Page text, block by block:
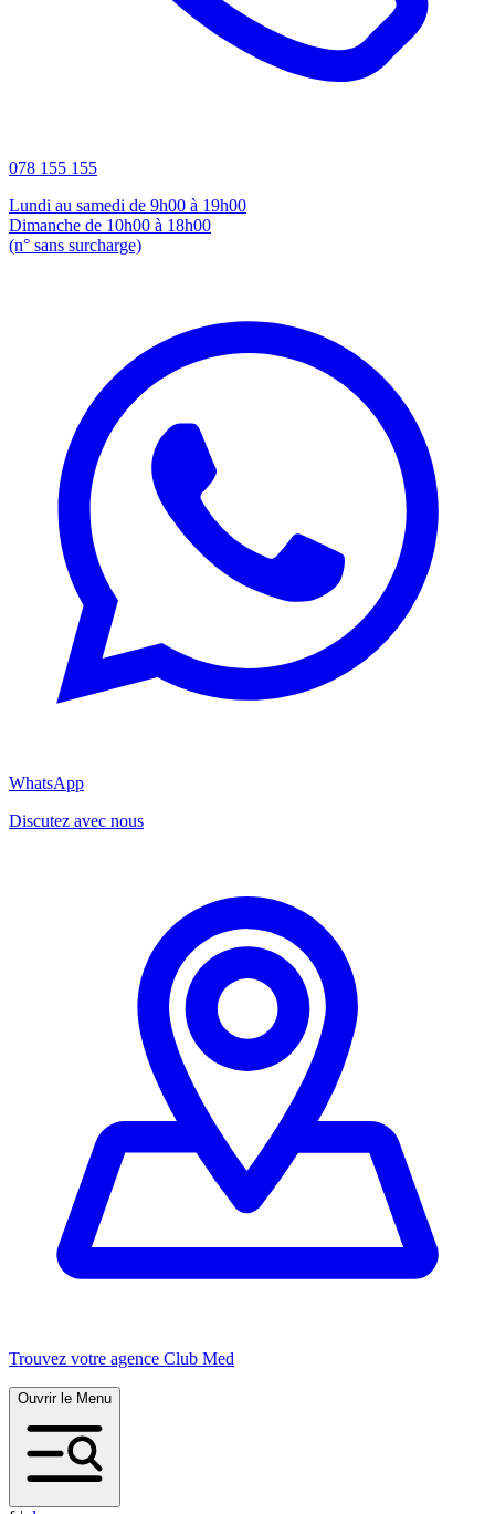
078 155 155
Lundi au samedi de 9h00 à 19h00
Dimanche de 10h00 à 18h00
(n° sans surcharge)
WhatsApp
Discutez avec nous
Trouvez votre agence Club Med
Ouvrir le Menu